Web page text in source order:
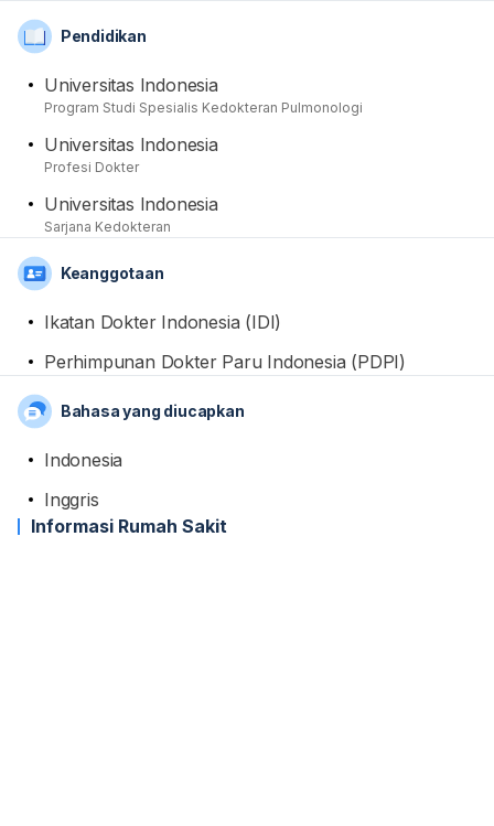
Ahmad Arfan, Phd, Sp.P juga sudah memliki banyak
pengalaman praktik, tercatat namanya pernah melayani
Persahabatan.
Pendidikan
Universitas Indonesia
Program Studi Spesialis Kedokteran Pulmonologi
Universitas Indonesia
Profesi Dokter
Universitas Indonesia
Sarjana Kedokteran
Keanggotaan
Ikatan Dokter Indonesia (IDI)
Perhimpunan Dokter Paru Indonesia (PDPI)
Bahasa yang diucapkan
Indonesia
Inggris
Informasi Rumah Sakit